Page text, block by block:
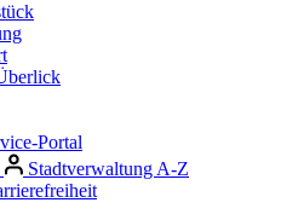
Portal
Stadtverwaltung A-Z